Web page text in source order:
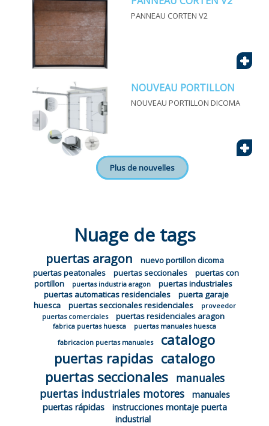
PANNEAU CORTEN V2
+
NOUVEAU PORTILLON
NOUVEAU PORTILLON DICOMA
+
Plus de nouvelles
Nuage de tags
puertas aragon
nuevo portillon dicoma
puertas peatonales
puertas seccionales
puertas con
portillon
puertas industria aragon
puertas industriales
puertas automaticas residenciales
puerta garaje
huesca
puertas seccionales residenciales
proveedor
puertas comerciales
puertas residenciales aragon
fabrica puertas huesca
puertas manuales huesca
fabricacion puertas manuales
catalogo
puertas rapidas catalogo
puertas seccionales
manuales
puertas industriales motores
manuales
puertas rápidas
instrucciones montaje puerta
industrial